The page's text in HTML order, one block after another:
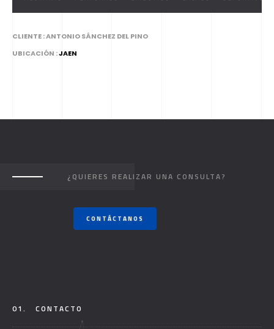
CLIENTE :ANTONIO SÁNCHEZ DEL PINO
UBICACIÓN :JAEN
¿QUIERES REALIZAR UNA CONSULTA?
CONTÁCTANOS
01. CONTACTO